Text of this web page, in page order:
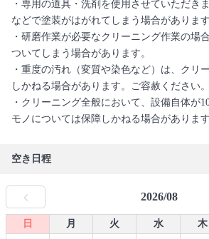
・専用の道具・洗剤を使用させていただき
などで塗装がはがれてしまう場合がありま
・研磨作業が必要なクリーニング作業の場
ついてしまう場合があります。
・重度の汚れ（変質や染色など）は、クリ
しかねる場合があります。ご容赦ください。
・クリーニング全般において、設備自体が
モノについては保障しかねる場合があります
空き日程
2026/08
日 月 火 水 木